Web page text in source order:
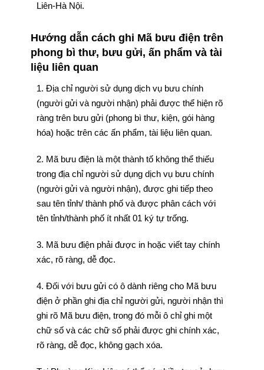
Liên-Hà Nội.
Hướng dẫn cách ghi Mã bưu điện trên
phong bì thư, bưu gửi, ấn phẩm và tài
liệu liên quan
1. Địa chỉ người sử dụng dịch vụ bưu chính
(người gửi và người nhận) phải được thể hiện rõ
ràng trên bưu gửi (phong bì thư, kiện, gói hàng
hóa) hoặc trên các ấn phẩm, tài liệu liên quan.
2. Mã bưu điện là một thành tố không thể thiếu
trong địa chỉ người sử dụng dịch vụ bưu chính
(người gửi và người nhận), được ghi tiếp theo
sau tên tỉnh/ thành phố và được phân cách với
tên tỉnh/thành phố ít nhất 01 ký tự trống.
3. Mã bưu điện phải được in hoặc viết tay chính
xác, rõ ràng, dễ đọc.
4. Đối với bưu gửi có ô dành riêng cho Mã bưu
điện ở phần ghi địa chỉ người gửi, người nhận thì
ghi rõ Mã bưu điện, trong đó mỗi ô chỉ ghi một
chữ số và các chữ số phải được ghi chính xác,
rõ ràng, dễ đọc, không gạch xóa.